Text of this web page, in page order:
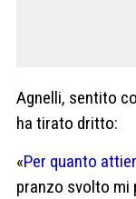
Agnelli, sentito
ha tirato dritto:
«Per quanto
pranzo svolto mi